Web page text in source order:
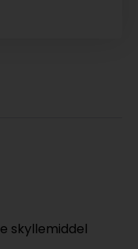
skyllemiddel